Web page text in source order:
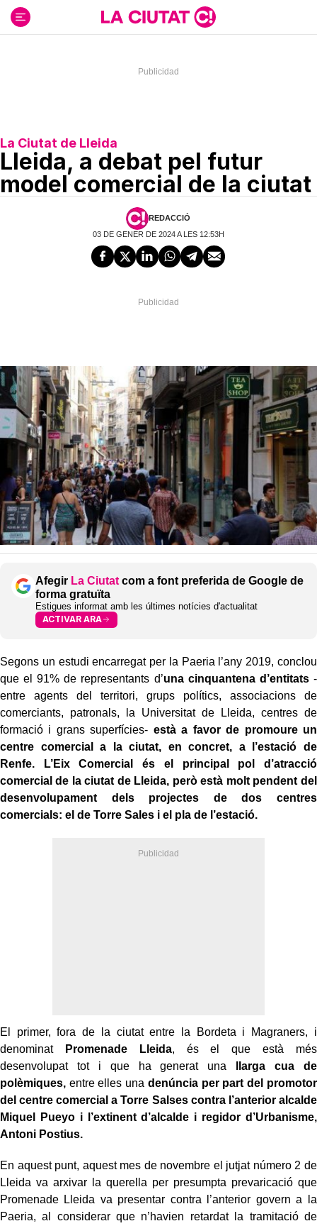
contenido
La Ciutat de Lleida
Lleida, a debat pel futur
model comercial de la ciutat
REDACCIÓ
03 DE GENER DE 2024 A LES 12:53H
Afegir La Ciutat com a font preferida de Google de
forma gratuïta
Estigues informat amb les últimes notícies d'actualitat
ACTIVAR ARA
Segons un estudi encarregat per la Paeria l’any 2019, conclou
que el 91% de representants d’una cinquantena d’entitats-
entre agents del territori, grups polítics, associacions de
comerciants, patronals, la Universitat de Lleida, centres de
formació i grans superfícies- està a favor de promoure un
centre comercial a la ciutat, en concret, a l’estació de
Renfe.
L’Eix Comercial és el principal pol d’atracció
comercial de la ciutat de Lleida, però està molt pendent del
desenvolupament dels projectes de dos centres
comercials: el de Torre Sales i el pla de l’estació.
El primer, fora de la ciutat entre la Bordeta i Magraners, i
denominat
Promenade Lleida, és el que està més
desenvolupat tot i que ha generat una
llarga cua de
polèmiques, entre elles una denúncia per part del promotor
del centre comercial a Torre Salses contra l’anterior alcalde
Miquel Pueyo i l’extinent d’alcalde i regidor d’Urbanisme,
Antoni Postius.
En aquest punt, aquest mes de novembre el jutjat número 2 de
Lleida va arxivar la querella per presumpta prevaricació que
Promenade Lleida va presentar contra l’anterior govern a la
Paeria, al considerar que n’havien retardat la tramitació de